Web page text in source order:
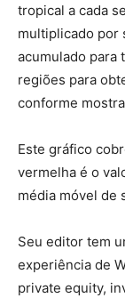
tropical a cada
multiplicado por
acumulado para
regiões para
conforme
Este gráfico
vermelha é o
média móvel de
Seu editor tem
experiência de
private equity,